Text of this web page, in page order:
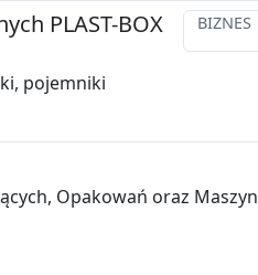
BIZNES
PLAST-BOX
pojemniki
Opakowań oraz Maszyn